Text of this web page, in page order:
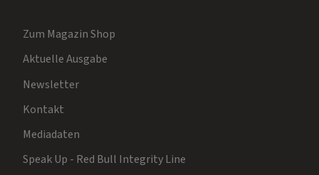
Zum Magazin Shop
Aktuelle Ausgabe
Newsletter
Kontakt
Mediadaten
Speak Up - Red Bull Integrity Line